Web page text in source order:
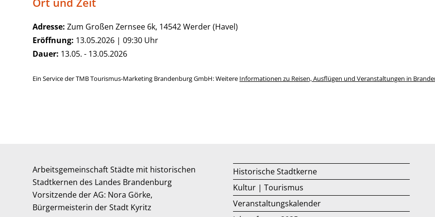
Adresse: Zum Großen Zernsee 6k, 14542 Werder (Havel)
Eröffnung: 13.05.2026 | 09:30 Uhr
Dauer: 13.05. - 13.05.2026
Ein Service der TMB Tourismus-Marketing Brandenburg GmbH: Weitere Informationen zu Reisen, Ausflügen und Veranstaltungen in
Arbeitsgemeinschaft Städte mit historischen
Stadtkernen des Landes Brandenburg
Vorsitzende der AG: Nora Görke,
Bürgermeisterin der Stadt Kyritz
Historische Stadtkerne
Kultur | Tourismus
Veranstaltungskalender